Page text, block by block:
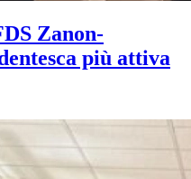
Zanon-
più attiva